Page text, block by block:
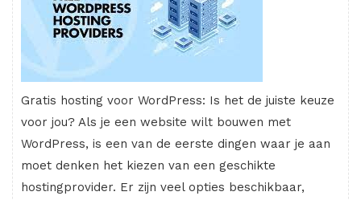
Gratis hosting voor WordPress: Is het de juiste keuze
voor jou? Als je een website wilt bouwen met
WordPress, is een van de eerste dingen waar je aan
moet denken het kiezen van een geschikte
hostingprovider. Er zijn veel opties beschikbaar,